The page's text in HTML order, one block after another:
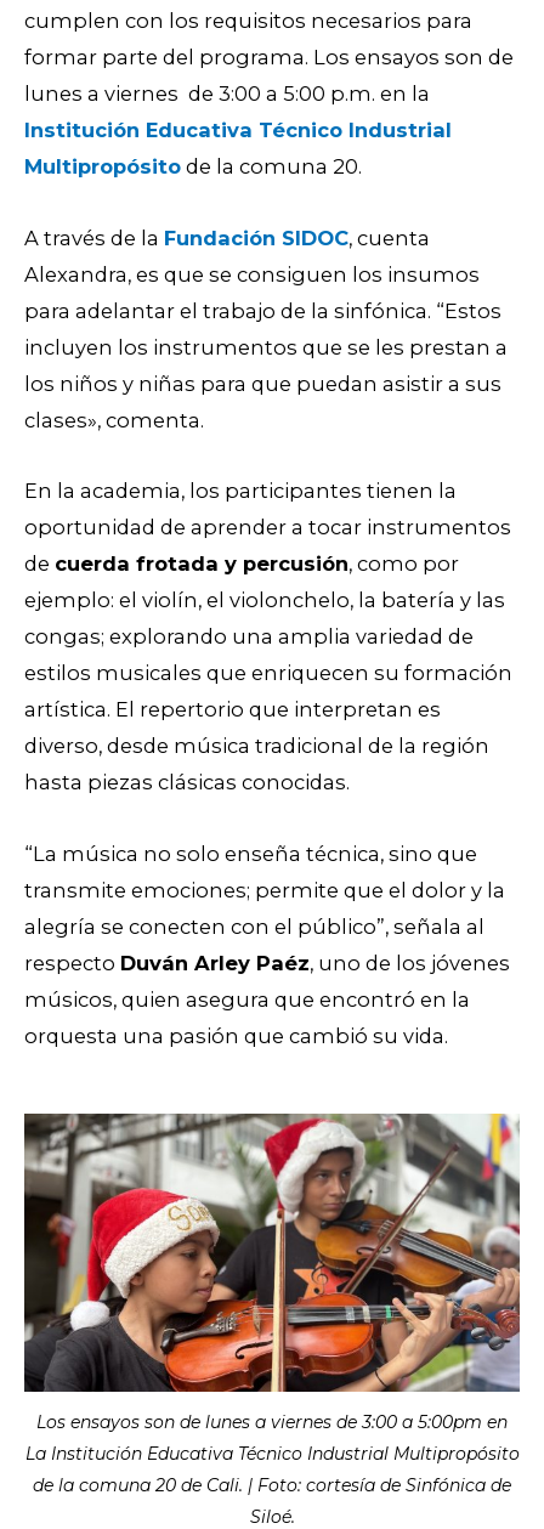
cumplen con los requisitos necesarios para
formar parte del programa. Los ensayos son de
lunes a viernes de 3:00 a 5:00 p.m. en la
Institución Educativa Técnico Industrial
Multipropósito de la comuna 20.
A través de la Fundación SIDOC, cuenta
Alexandra, es que se consiguen los insumos
para adelantar el trabajo de la sinfónica. “Estos
incluyen los instrumentos que se les prestan a
los niños y niñas para que puedan asistir a sus
clases», comenta.
En la academia, los participantes tienen la
oportunidad de aprender a tocar instrumentos
de cuerda frotada y percusión, como por
ejemplo: el violín, el violonchelo, la batería y las
congas; explorando una amplia variedad de
estilos musicales que enriquecen su formación
artística. El repertorio que interpretan es
diverso, desde música tradicional de la región
hasta piezas clásicas conocidas.
“La música no solo enseña técnica, sino que
transmite emociones; permite que el dolor y la
alegría se conecten con el público”, señala al
respecto Duván Arley Paéz, uno de los jóvenes
músicos, quien asegura que encontró en la
orquesta una pasión que cambió su vida.
Los ensayos son de lunes a viernes de 3:00 a 5:00pm en
La Institución Educativa Técnico Industrial Multipropósito
de la comuna 20 de Cali. | Foto: cortesía de Sinfónica de
Siloé.